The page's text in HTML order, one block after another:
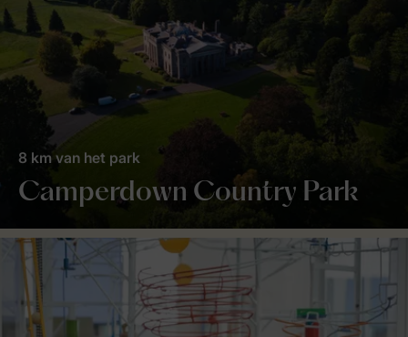
Camperdown Country Park
8 km van het park